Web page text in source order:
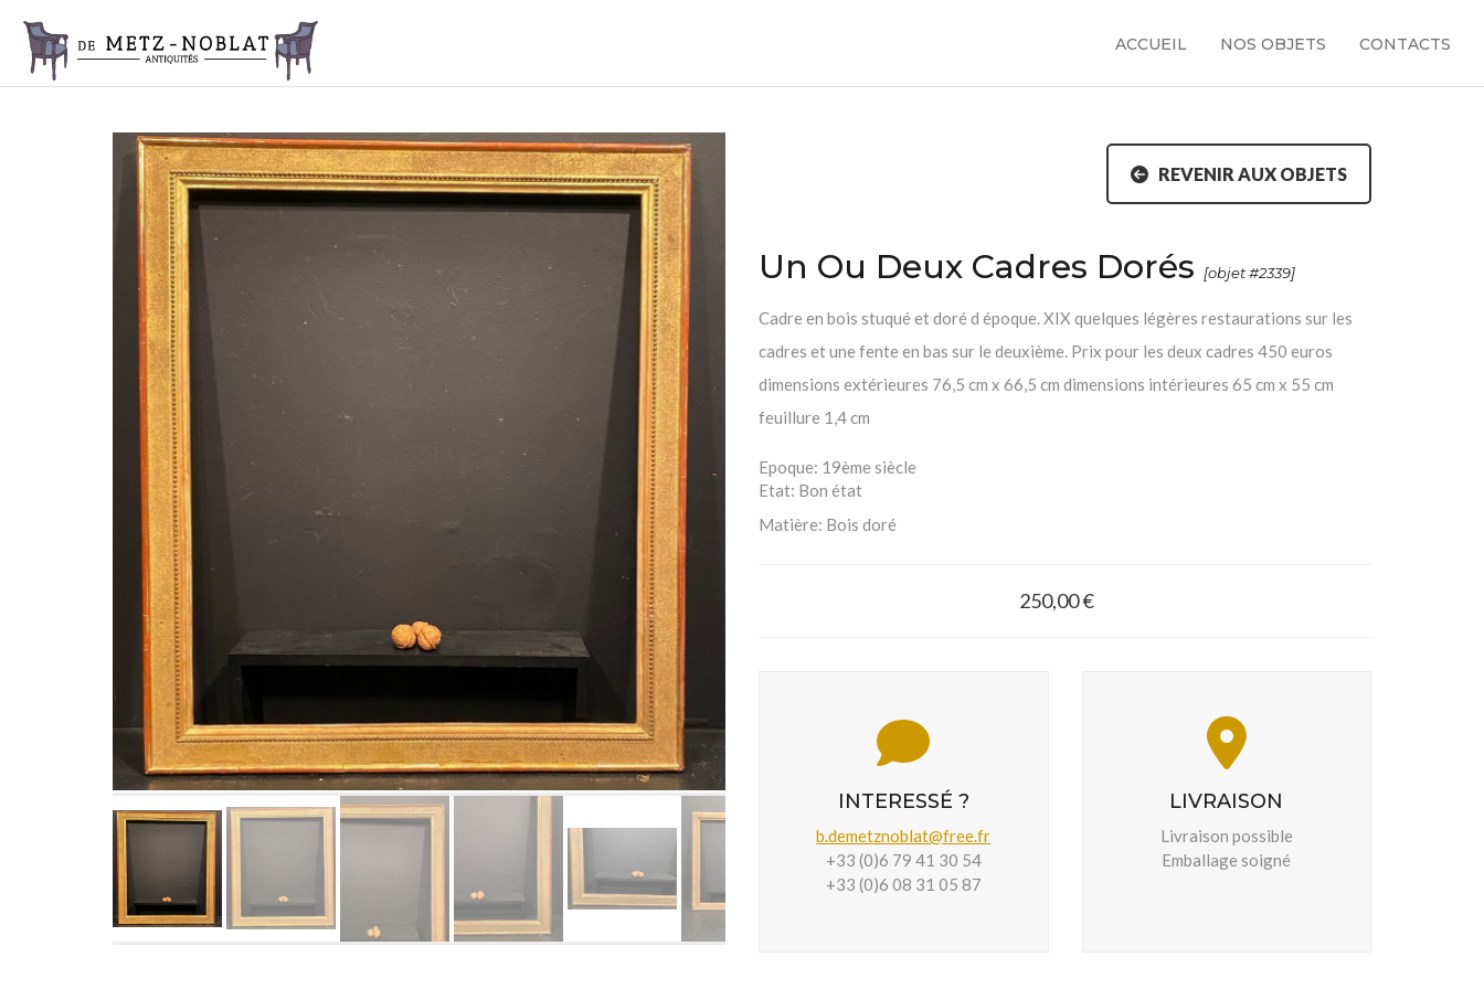
ACCUEIL NOS OBJETS CONTACTS
REVENIR AUX OBJETS
Un Ou Deux Cadres Dorés [objet #2339]
Cadre en bois stuqué et doré d époque. XIX quelques légères restaurations sur les
cadres et une fente en bas sur le deuxième. Prix pour les deux cadres 450 euros
dimensions extérieures 76,5 cm x 66,5 cm dimensions intérieures 65 cm x 55 cm
feuillure 1,4 cm
Epoque: 19ème siècle
Etat: Bon état
Matière: Bois doré
250,00 €
INTERESSÉ ?
b.demetznoblat@free.fr
+33 (0)6 79 41 30 54
+33 (0)6 08 31 05 87
LIVRAISON
Livraison possible
Emballage soigné